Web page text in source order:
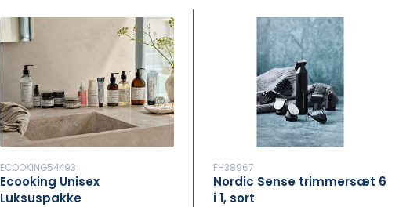
ECOOKING54493
Ecooking Unisex
Luksuspakke
FH38967
Nordic Sense trimmersæt 6
i 1, sort